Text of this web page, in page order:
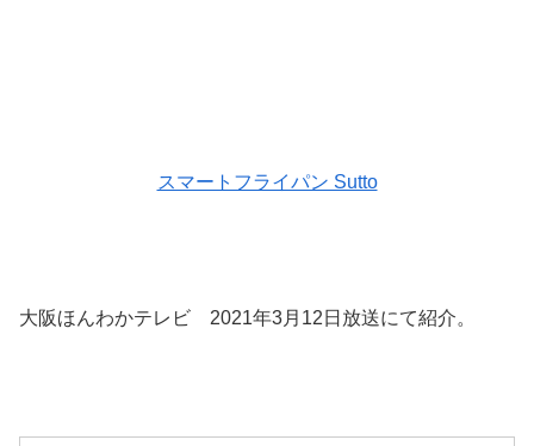
スマートフライパン Sutto
大阪ほんわかテレビ 2021年3月12日放送にて紹介。